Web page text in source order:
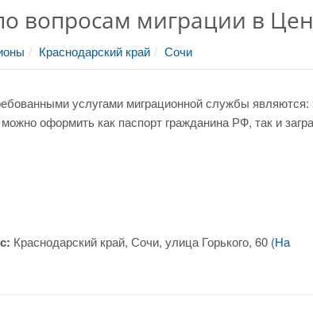
вопросам миграции в
Краснодарский край Сочи
услугами миграционной службы
оформить как паспорт гражданина РФ, так и
Краснодарский край, Сочи, улица Горького, 60 (На